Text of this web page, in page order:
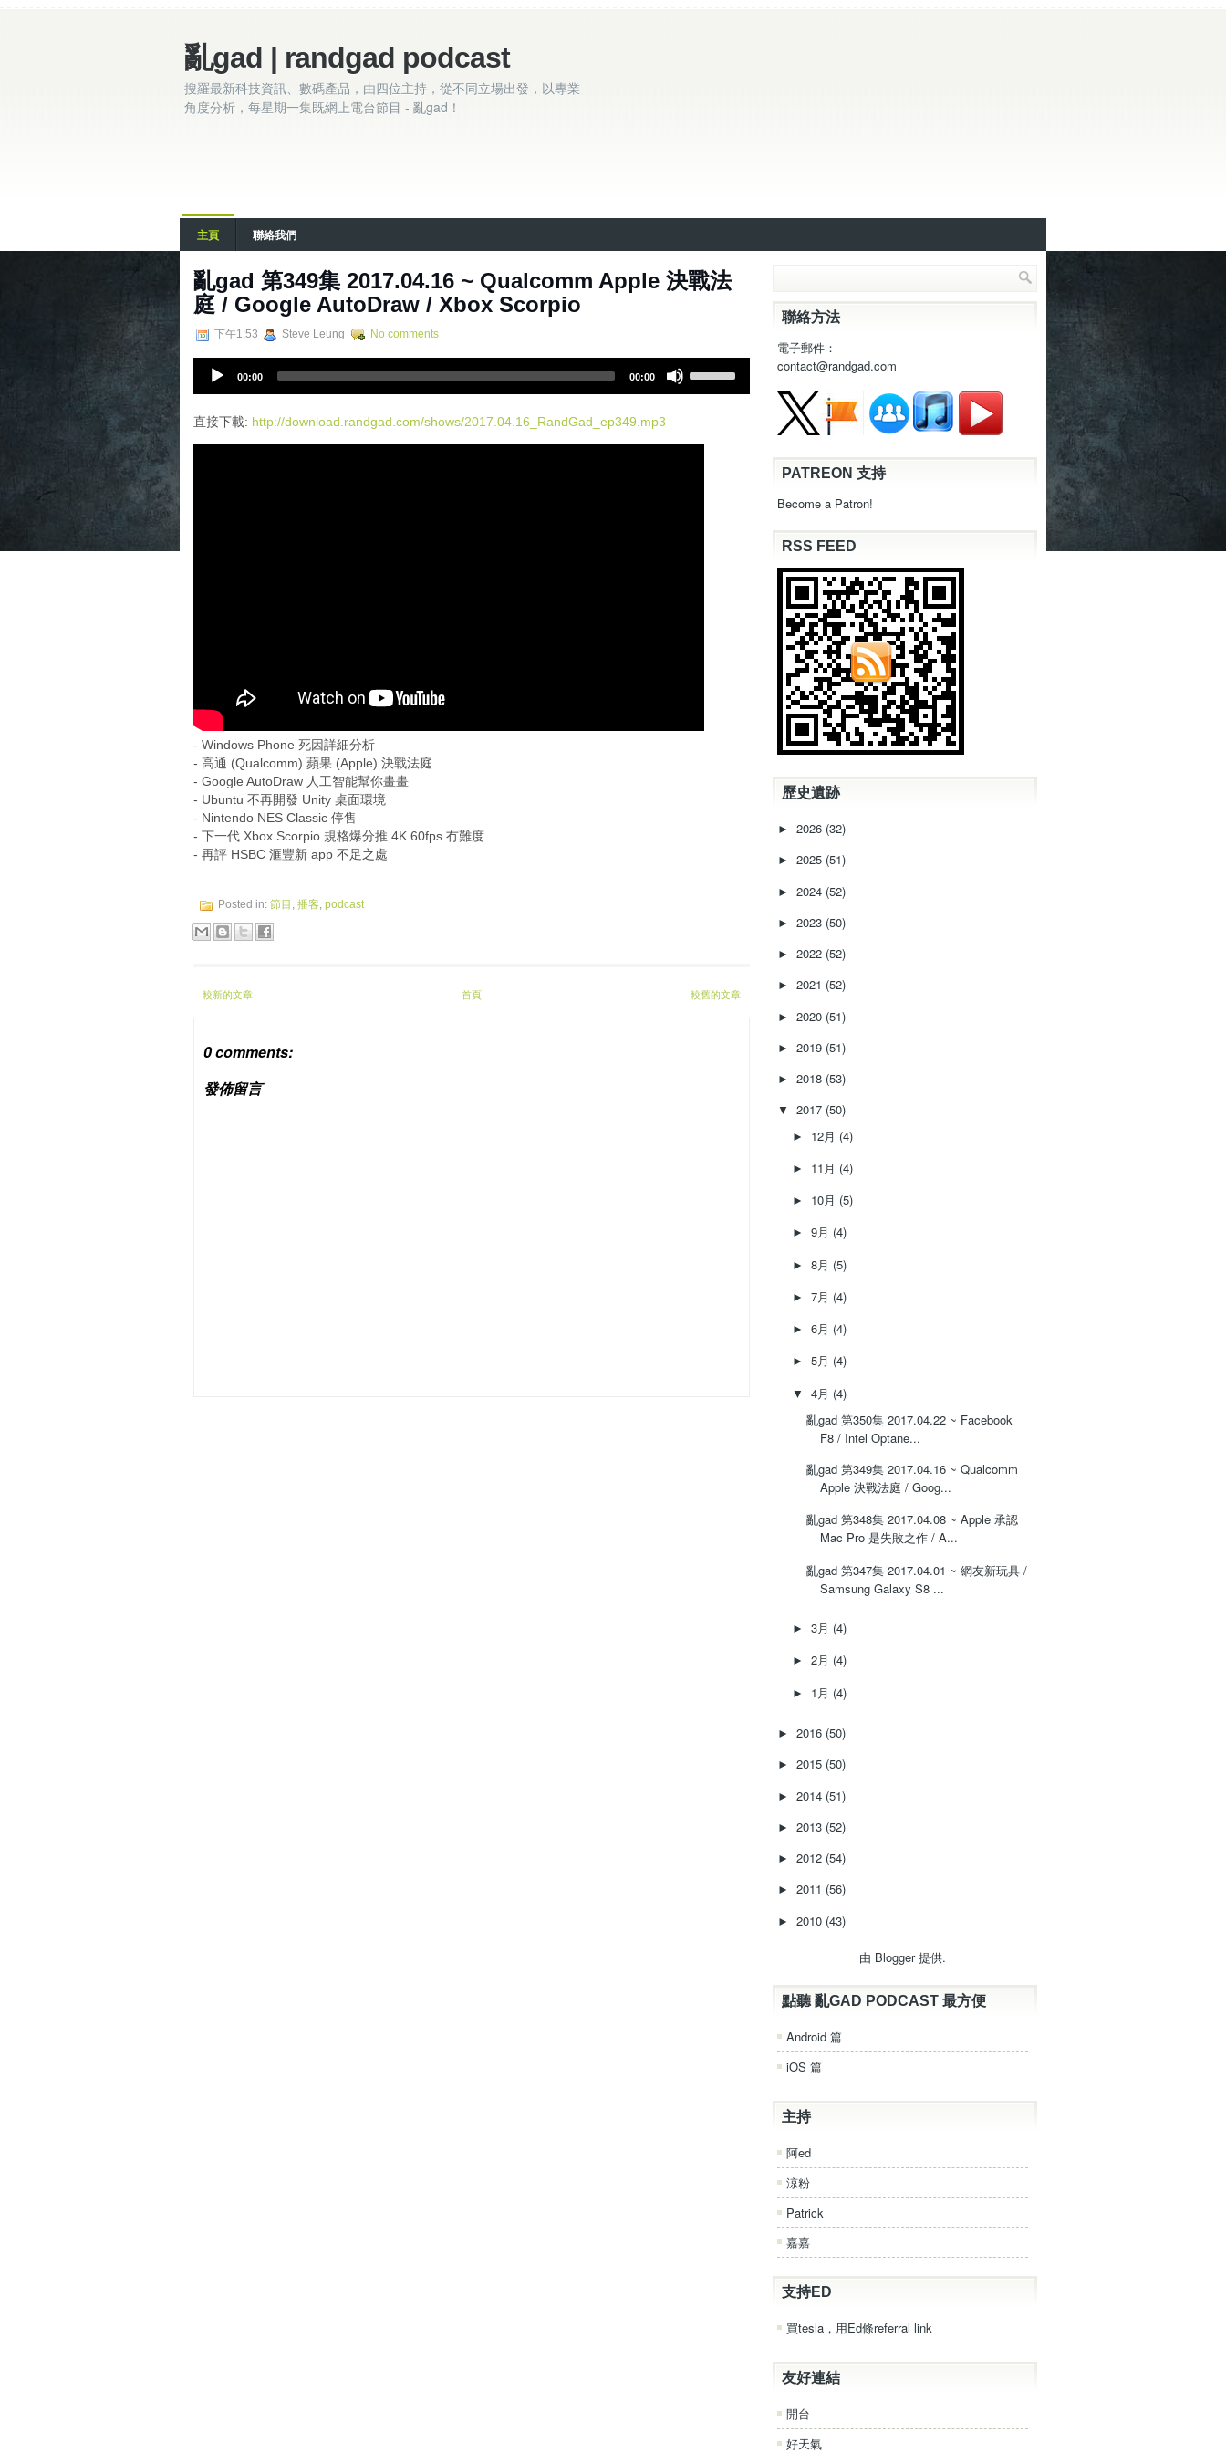
亂gad | randgad podcast
搜羅最新科技資訊、數碼產品，由四位主持，從不同立場出發，以專業
角度分析，每星期一集既網上電台節目 - 亂gad！
主頁 聯絡我們
亂gad 第349集 2017.04.16 ~ Qualcomm Apple 決戰法
庭 / Google AutoDraw / Xbox Scorpio
下午1:53 Steve Leung No comments
i
00:00 00:00
s
o
e
直接下載: http://download.randgad.com/shows/2017.04.16_RandGad_ep349.mp3
- Windows Phone 死因詳細分析
- 高通 (Qualcomm) 蘋果 (Apple) 決戰法庭
- Google AutoDraw 人工智能幫你畫畫
- Ubuntu 不再開發 Unity 桌面環境
- Nintendo NES Classic 停售
- 下一代 Xbox Scorpio 規格爆分推 4K 60fps 冇難度
- 再評 HSBC 滙豐新 app 不足之處
Posted in: 節目 , 播客, podcast
較新的文章 較舊的文章
首頁
0 comments:
發佈留言
聯絡方法
電子郵件：
contact@randgad.com
PATREON 支持
Become a Patron!
RSS FEED
歷史遺跡
► 2026 (32)
► 2025 (51)
► 2024 (52)
► 2023 (50)
► 2022 (52)
► 2021 (52)
► 2020 (51)
► 2019 (51)
► 2018 (53)
▼ 2017 (50)
► 12月 (4)
► 11月 (4)
► 10月 (5)
► 9月 (4)
► 8月 (5)
► 7月 (4)
► 6月 (4)
► 5月 (4)
▼ 4月 (4)
亂gad 第350集 2017.04.22 ~ Facebook
F8 / Intel Optane...
亂gad 第349集 2017.04.16 ~ Qualcomm
Apple 決戰法庭 / Goog...
亂gad 第348集 2017.04.08 ~ Apple 承認
Mac Pro 是失敗之作 / A...
亂gad 第347集 2017.04.01 ~ 網友新玩具 /
Samsung Galaxy S8 ...
► 3月 (4)
► 2月 (4)
► 1月 (4)
► 2016 (50)
► 2015 (50)
► 2014 (51)
► 2013 (52)
► 2012 (54)
► 2011 (56)
► 2010 (43)
由 Blogger提供.
點聽 亂GAD PODCAST 最方便
Android 篇
iOS 篇
主持
阿ed
涼粉
Patrick
嘉嘉
支持ED
買tesla，用Ed條referral link
友好連結
開台
好天氣